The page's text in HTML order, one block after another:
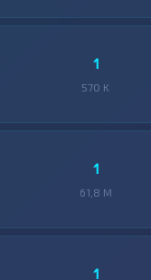
1
570 K
1
61,8 M
1